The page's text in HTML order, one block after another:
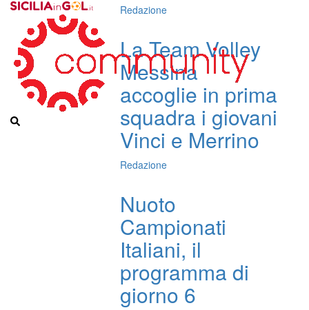
Redazione
La Team Volley
Messina
accoglie in prima
squadra i giovani
Vinci e Merrino
Redazione
Nuoto
Campionati
Italiani, il
programma di
giorno 6